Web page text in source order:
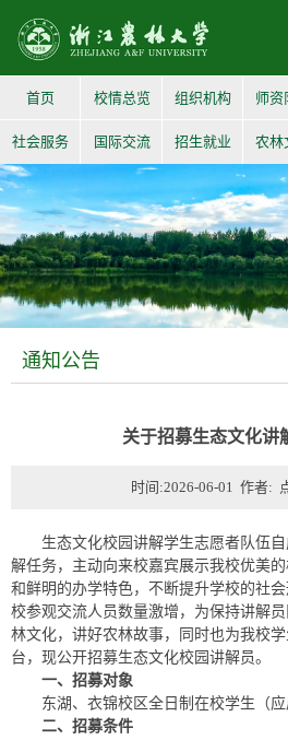
首页 校情总览 组织机构 师资
社会服务 国际交流 招生就业 农林
通知公告
关于招募生态文化讲
时间:2026-06-01 作者:
生态文化校园讲解学生志愿者队伍
解任务，主动向来校嘉宾展示我校优美
和鲜明的办学特色，不断提升学校的社
校参观交流人员数量激增，为保持讲解
林文化，讲好农林故事，同时也为我校
台，现公开招募生态文化校园讲解员。
一、招募对象
东湖、衣锦校区全日制在校学生（应
二、招募条件